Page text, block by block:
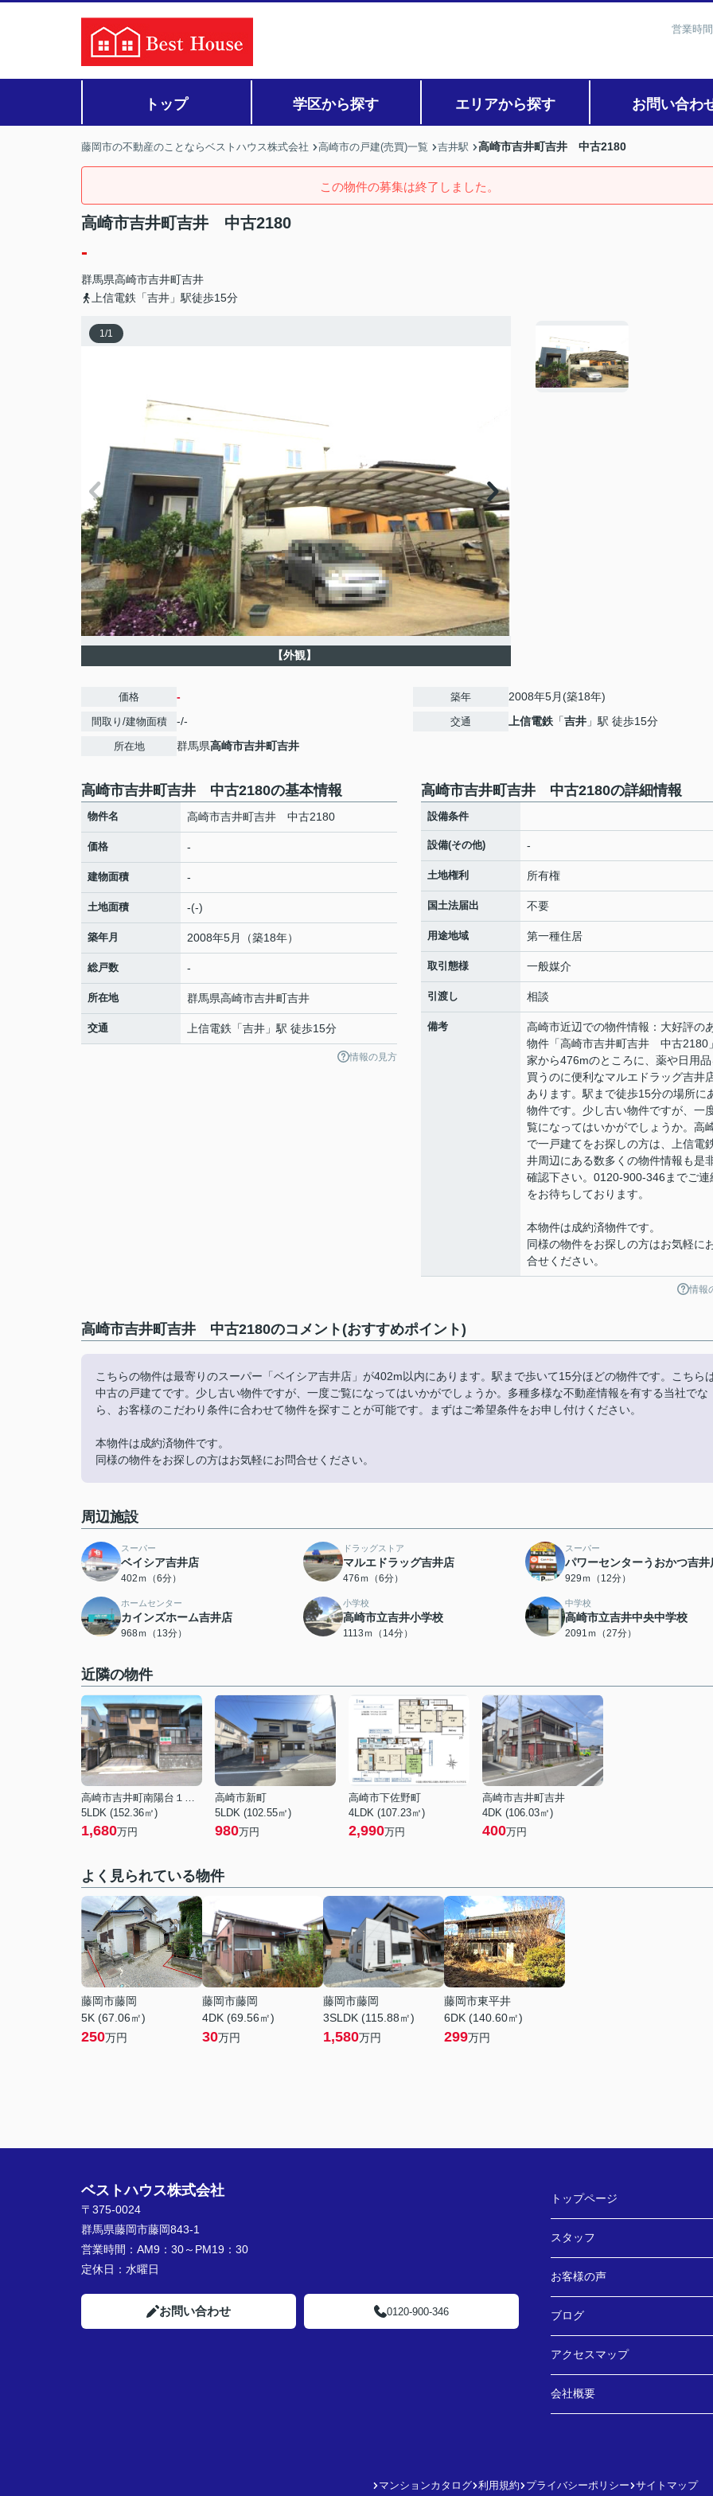
営業時
トップ 学区から探す エリアから探す お問い合わ
藤岡市の不動産のことならベストハウス株式会社 高崎市の戸建(売買)一覧 吉井駅 高崎市吉井町吉井 中古2180
この物件の募集は終了しました。
高崎市吉井町吉井 中古2180
-
群馬県高崎市吉井町吉井
上信電鉄「吉井」駅徒歩15分
1/1
【外観】
価格 -
間取り/建物面積 -/-
所在地 群馬県高崎市吉井町吉井
築年 2008年5月(築18年)
交通 上信電鉄 「吉井 」駅 徒歩15分
高崎市吉井町吉井 中古2180の基本情報
物件名 高崎市吉井町吉井 中古2180
価格 -
建物面積 -
土地面積 -(-)
築年月 2008年5月（築18年）
総戸数 -
所在地 群馬県高崎市吉井町吉井
交通 上信電鉄 「吉井 」駅 徒歩15分
情報の見方
高崎市吉井町吉井 中古2180の詳細情報
設備条件
設備(その他) -
土地権利 所有権
国土法届出 不要
用途地域 第一種住居
取引態様 一般媒介
引渡し 相談
備考
高崎市近辺での物件情報：大好評の
物件「高崎市吉井町吉井 中古2180
家から476mのところに、薬や日用
買うのに便利なマルエドラッグ吉井
あります。駅まで徒歩15分の場所に
物件です。少し古い物件ですが、一
覧になってはいかがでしょうか。高
で一戸建てをお探しの方は、上信電
井周辺にある数多くの物件情報も是
確認下さい。0120-900-346までご連
をお待ちしております。
本物件は成約済物件です。
同様の物件をお探しの方はお気軽に
合せください。
情報
高崎市吉井町吉井 中古2180のコメント(おすすめポイント)
こちらの物件は最寄りのスーパー「ベイシア吉井店」が402m以内にあります。駅まで歩いて15分ほどの物件です。こちら
中古の戸建てです。少し古い物件ですが、一度ご覧になってはいかがでしょうか。多種多様な不動産情報を有する当社でな
ら、お客様のこだわり条件に合わせて物件を探すことが可能です。まずはご希望条件をお申し付けください。
本物件は成約済物件です。
同様の物件をお探しの方はお気軽にお問合せください。
周辺施設
スーパー
ベイシア吉井店
402ｍ（6分）
ドラッグストア
マルエドラッグ吉井店
476ｍ（6分）
スーパー
パワーセンターうおかつ吉井
929ｍ（12分）
ホームセンター
カインズホーム吉井店
968ｍ（13分）
小学校
高崎市立吉井小学校
1113ｍ（14分）
中学校
高崎市立吉井中央中学校
2091ｍ（27分）
近隣の物件
高崎市吉井町南陽台１丁目
5LDK (152.36㎡)
1,680万円
高崎市新町
5LDK (102.55㎡)
980万円
高崎市下佐野町
4LDK (107.23㎡)
2,990万円
高崎市吉井町吉井
4DK (106.03㎡)
400万円
よく見られている物件
藤岡市藤岡
5K (67.06㎡)
250万円
藤岡市藤岡
4DK (69.56㎡)
30万円
藤岡市藤岡
3SLDK (115.88㎡)
1,580万円
藤岡市東平井
6DK (140.60㎡)
299万円
ベストハウス株式会社
〒375-0024
群馬県藤岡市藤岡843-1
営業時間： AM9：30～PM19：30
定休日： 水曜日
お問い合わせ 0120-900-346
トップページ
スタッフ
お客様の声
ブログ
アクセスマップ
会社概要
マンションカタログ 利用規約 プライバシーポリシー サイトマップ